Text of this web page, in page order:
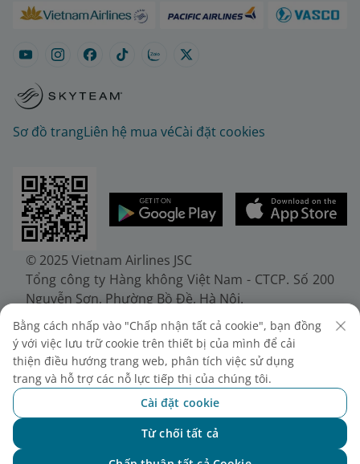
Sơ đồ trangLiên hệ mua véCài đặt cookies
© 2025 Vietnam Airlines JSC
Tổng công ty Hàng không Việt Nam - CTCP. Số 200
Nguyễn Sơn, Phường Bồ Đề, Hà Nội.
Điện thoại: (+84-24) 38272289. Fax: (+84-24)
38722375
Giấy chứng nhận đăng ký doanh nghiệp, mã số
doanh nghiệp 0100107518, đăng ký lần đầu ngày
30/6/2010, đăng ký thay đổi lần thứ 10 ngày
24/7/2025, cấp bởi Sở Tài chính Thành phố Hà Nội.
Bằng cách nhấp vào "Chấp nhận tất cả cookie", bạn đồng
ý với việc lưu trữ cookie trên thiết bị của mình để cải
thiện điều hướng trang web, phân tích việc sử dụng
trang và hỗ trợ các nỗ lực tiếp thị của chúng tôi.
Cài đặt cookie
Từ chối tất cả